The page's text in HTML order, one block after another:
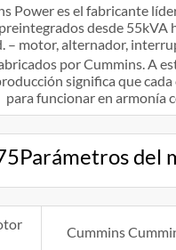
Power es el fabricante
desde 55kVA
– motor, alternador,
por Cummins. A
significa que
para funcionar en armonía
del
Cummins